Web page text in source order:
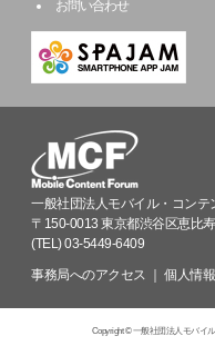
お問い合わせ
一般社団法人モバイル・コンテ
〒150-0013 東京都渋谷区恵比
(TEL) 03-5449-6409
事務局へのアクセス
個人情
Copyright © 一般社団法人モバイ